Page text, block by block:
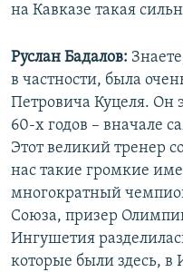
на Кавказе такая
Руслан Бадалов:
в частности, была
Петровича Куцеля. Он
60-х годов – вначале
Этот великий тренер
нас такие громкие
многократный
Союза, призер
Ингушетия
которые были здесь,